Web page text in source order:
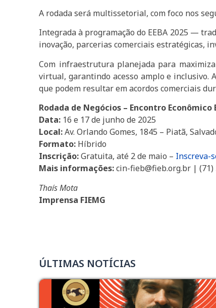
A rodada será multissetorial, com foco nos
Integrada à programação do EEBA 2025 —
inovação, parcerias comerciais estratégicas,
Com infraestrutura planejada para
virtual, garantindo acesso amplo e inclusivo.
que podem resultar em acordos comerciais
Rodada de Negócios – Encontro Econômico
Data: 16 e 17 de junho de 2025
Local:Av. Orlando Gomes, 1845 – Piatã,
Formato: Híbrido
Inscrição:Gratuita, até 2 de maio – Inscreva-
Mais informações:cin-fieb@fieb.org.br | (71)
Thaís Mota
Imprensa FIEMG
ÚLTIMAS NOTÍCIAS